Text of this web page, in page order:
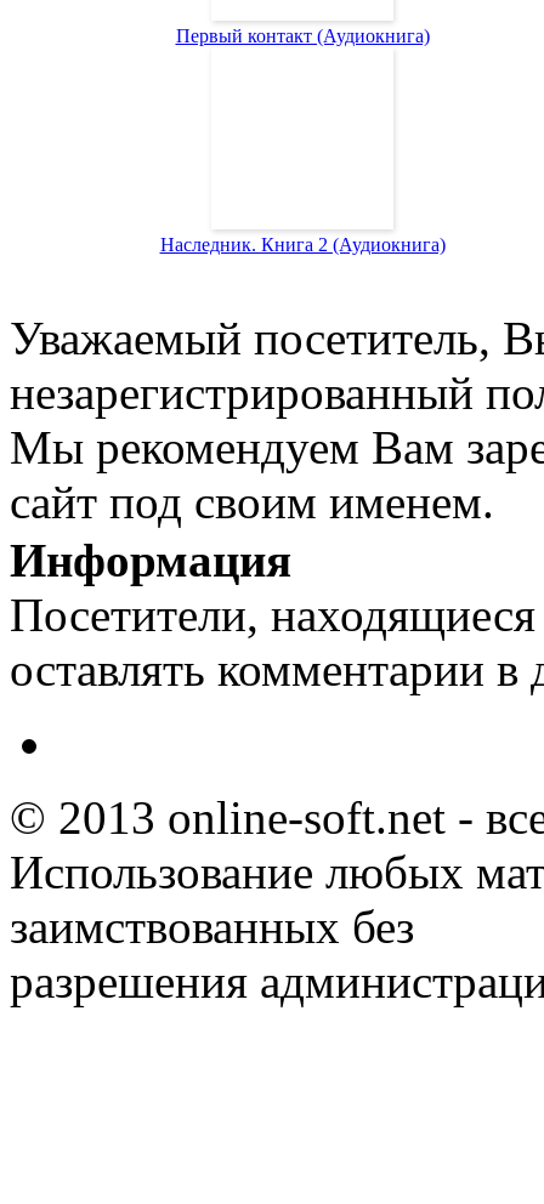
Первый контакт (Аудиокнига)
Наследник. Книга 2 (Аудиокнига)
Уважаемый посетитель,
незарегистрированный
Мы рекомендуем Вам
сайт под своим именем.
Информация
Посетители,
оставлять комментарии в
© 2013 online-soft.net -
Использование любых
заимствованных без
разрешения